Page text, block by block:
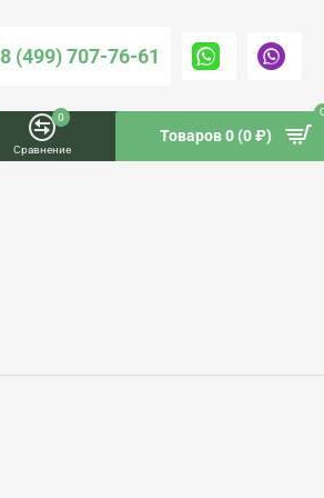
8 (499) 707-76-61
Сравнение
0
Товаров 0 (0 ₽)